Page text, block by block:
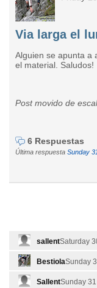
Via larga el
Alguien se apunta a
el material. Saludos!
Post movido de
6 Respuestas
Última respuesta Sunday
sallentSaturday
BestiolaSunday
SallentSunday